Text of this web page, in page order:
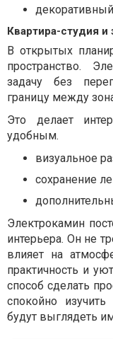
Квартира-студия и
В открытых
пространство.
задачу без
границу между
Это делает
удобным.
визуальное
сохранение
Электрокамин
интерьера. Он не
влияет на
практичность и
способ сделать
спокойно
будут выглядеть